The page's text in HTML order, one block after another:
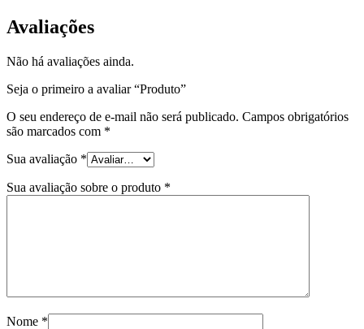
Avaliações
Não há avaliações ainda.
Seja o primeiro a avaliar “Produto”
O seu endereço de e-mail não será publicado. Campos obrigatórios
são marcados com *
Sua avaliação *
Sua avaliação sobre o produto *
Nome *